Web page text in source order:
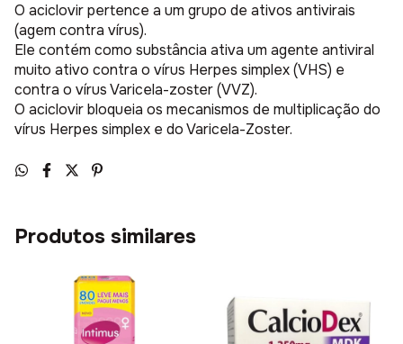
O aciclovir pertence a um grupo de ativos antivirais
(agem contra vírus).
Ele contém como substância ativa um agente antiviral
muito ativo contra o vírus Herpes simplex (VHS) e
contra o vírus Varicela-zoster (VVZ).
O aciclovir bloqueia os mecanismos de multiplicação do
vírus Herpes simplex e do Varicela-Zoster.
Produtos similares